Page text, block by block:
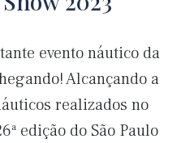
evento náutico da
Alcançando a
realizados no
edição do São Paulo